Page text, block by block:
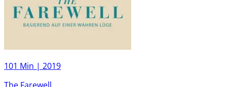
101 Min | 2019